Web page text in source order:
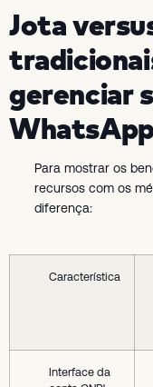
Jota
gerenciar
Para mostrar os
recursos com os
diferença:
Característica
Interface da